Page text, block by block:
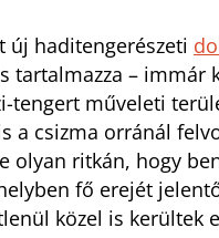
új haditengerészeti
tartalmazza – immár
tengert műveleti
a csizma orránál
olyan ritkán, hogy
fő erejét
közel is kerültek